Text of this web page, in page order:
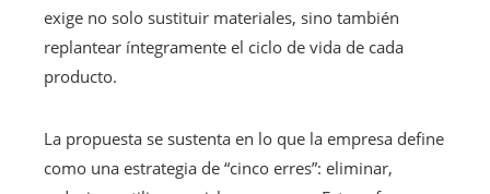
exige no solo sustituir materiales, sino también
replantear íntegramente el ciclo de vida de cada
producto.
La propuesta se sustenta en lo que la empresa define
como una estrategia de “cinco erres”: eliminar,